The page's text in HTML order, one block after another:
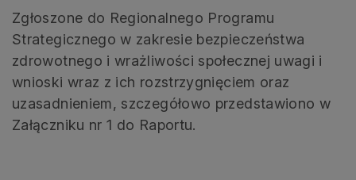
Zgłoszone do Regionalnego Programu
Strategicznego w zakresie bezpieczeństwa
zdrowotnego i wrażliwości społecznej uwagi i
wnioski wraz z ich rozstrzygnięciem oraz
uzasadnieniem, szczegółowo przedstawiono w
Załączniku nr 1 do Raportu.